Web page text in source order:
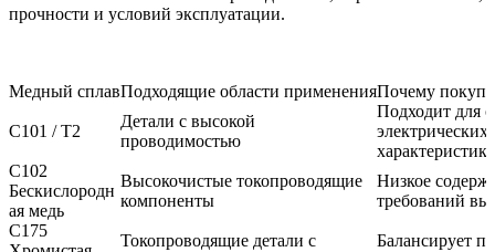
прочности и условий эксплуатации.
Медный сплавПодходящие области примененияПочему
C101 / T2
Детали с высокой
проводимостью
Подходит для
характеристик
C102
Бескислородн
ая медь
Высокочистые токопроводящие
компоненты
Низкое
требований
C175
Токопроводящие детали с
Балансирует